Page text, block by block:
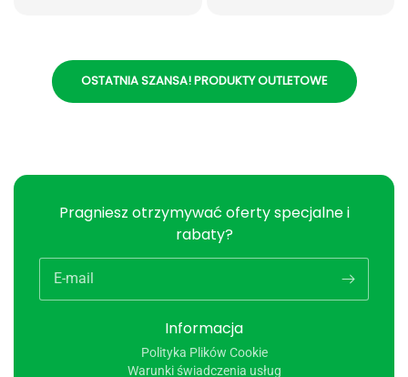
OSTATNIA SZANSA! PRODUKTY OUTLETOWE
Informacja
Polityka Plików Cookie
Warunki świadczenia usług
Pragniesz otrzymywać oferty specjalne i
rabaty?
E-mail